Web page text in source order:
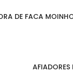
DE FACA